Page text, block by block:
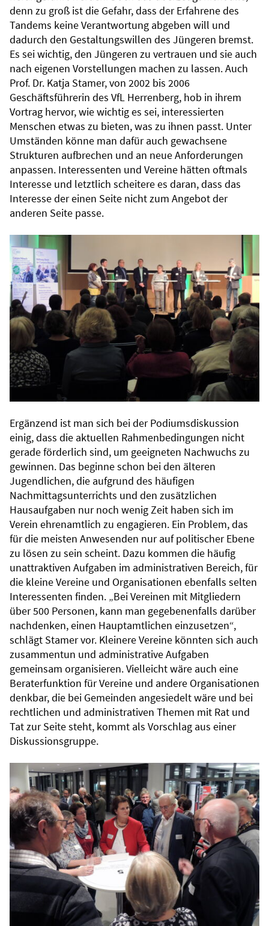
denn zu groß ist die Gefahr, dass der Erfahrene des
Tandems keine Verantwortung abgeben will und
dadurch den Gestaltungswillen des Jüngeren bremst.
Es sei wichtig, den Jüngeren zu vertrauen und sie auch
nach eigenen Vorstellungen machen zu lassen. Auch
Prof. Dr. Katja Stamer, von 2002 bis 2006
Geschäftsführerin des VfL Herrenberg, hob in ihrem
Vortrag hervor, wie wichtig es sei, interessierten
Menschen etwas zu bieten, was zu ihnen passt. Unter
Umständen könne man dafür auch gewachsene
Strukturen aufbrechen und an neue Anforderungen
anpassen. Interessenten und Vereine hätten oftmals
Interesse und letztlich scheitere es daran, dass das
Interesse der einen Seite nicht zum Angebot der
anderen Seite passe.
Ergänzend ist man sich bei der Podiumsdiskussion
einig, dass die aktuellen Rahmenbedingungen nicht
gerade förderlich sind, um geeigneten Nachwuchs zu
gewinnen. Das beginne schon bei den älteren
Jugendlichen, die aufgrund des häufigen
Nachmittagsunterrichts und den zusätzlichen
Hausaufgaben nur noch wenig Zeit haben sich im
Verein ehrenamtlich zu engagieren. Ein Problem, das
für die meisten Anwesenden nur auf politischer Ebene
zu lösen zu sein scheint. Dazu kommen die häufig
unattraktiven Aufgaben im administrativen Bereich, für
die kleine Vereine und Organisationen ebenfalls selten
Interessenten finden. „Bei Vereinen mit Mitgliedern
über 500 Personen, kann man gegebenenfalls darüber
nachdenken, einen Hauptamtlichen einzusetzen“,
schlägt Stamer vor. Kleinere Vereine könnten sich auch
zusammentun und administrative Aufgaben
gemeinsam organisieren. Vielleicht wäre auch eine
Beraterfunktion für Vereine und andere Organisationen
denkbar, die bei Gemeinden angesiedelt wäre und bei
rechtlichen und administrativen Themen mit Rat und
Tat zur Seite steht, kommt als Vorschlag aus einer
Diskussionsgruppe.